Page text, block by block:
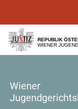
[1]
[2]
[3]
REPUBLIK
WIENER
Wiener